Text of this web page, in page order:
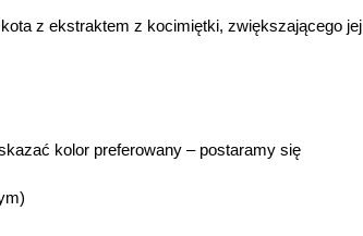
z ekstraktem z kocimiętki, zwiększającego jej
kolor preferowany – postaramy się